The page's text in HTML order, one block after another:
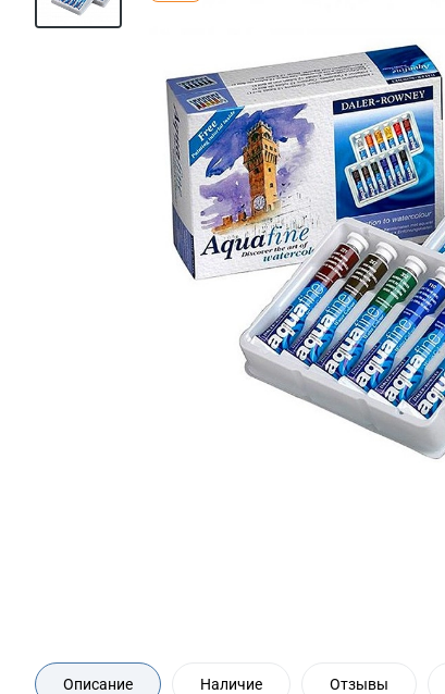
Описание Наличие Отзывы